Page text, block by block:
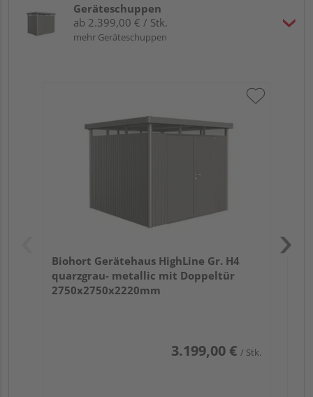
Geräteschuppen
ab 2.399,00 € / Stk.
mehr Geräteschuppen
Biohort Gerätehaus HighLine Gr. H4
quarzgrau- metallic mit Doppeltür
2750x2750x2220mm
3.199,00 € / Stk.